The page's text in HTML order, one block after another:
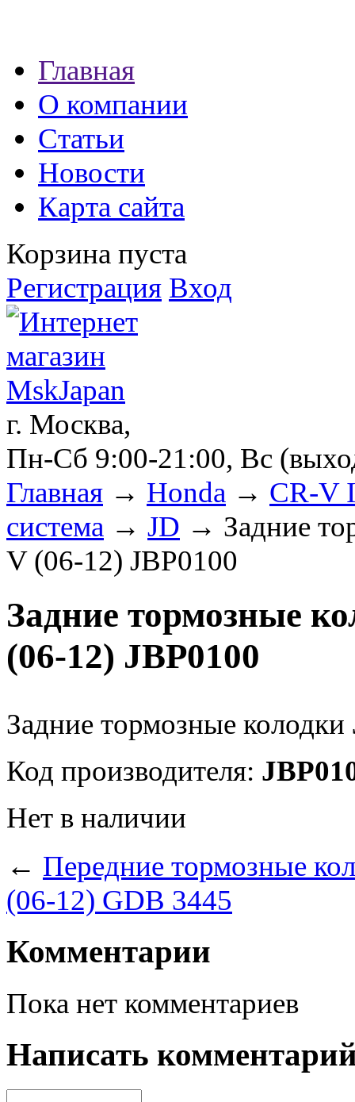
экспресс займы
Главная
О компании
Статьи
Новости
Карта сайта
Корзина пуста
Регистрация Вход
г. Москва,
Пн-Сб 9:00-21:00, Вс
Главная → Honda → CR-V
система → JD → Задние
V (06-12) JBP0100
Задние тормозные
(06-12) JBP0100
Задние тормозные колодки
Код производителя:
Нет в наличии
← Передние тормозные
(06-12) GDB 3445
Комментарии
Пока нет комментариев
Написать